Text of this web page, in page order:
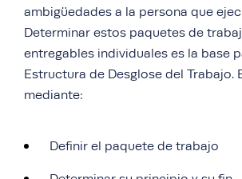
ambigüedades a la persona que
Determinar estos paquetes de
entregables individuales es la base
Estructura de Desglose del Trabajo.
mediante:
Definir el paquete de trabajo